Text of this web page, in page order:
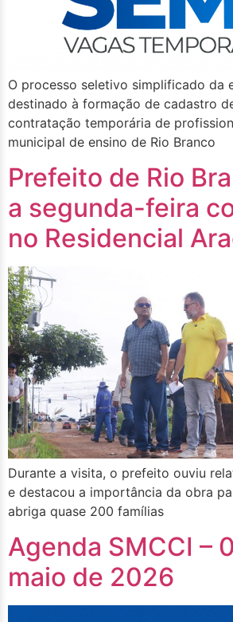
O processo seletivo simplificado da
destinado à formação de cadastro
contratação temporária de
municipal de ensino de Rio Branco
Prefeito de Rio
a segunda-feira
no Residencial
Durante a visita, o prefeito ouviu
e destacou a importância da obra
abriga quase 200 famílias
Agenda SMCCI –
maio de 2026